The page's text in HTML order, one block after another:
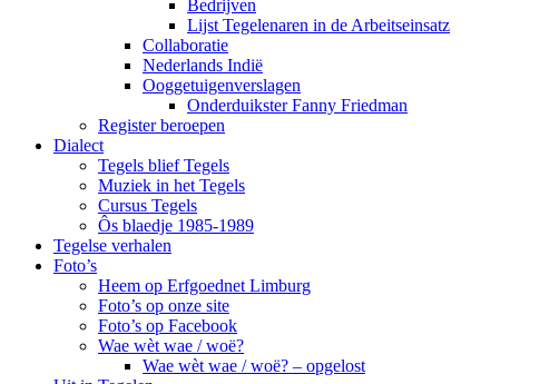
Bedrijven
Lijst Tegelenaren in de Arbeitseinsatz
Collaboratie
Nederlands Indië
Ooggetuigenverslagen
Onderduikster Fanny Friedman
Register beroepen
Dialect
Tegels blief Tegels
Muziek in het Tegels
Cursus Tegels
Ôs blaedje 1985-1989
Tegelse verhalen
Foto’s
Heem op Erfgoednet Limburg
Foto’s op onze site
Foto’s op Facebook
Wae wèt wae / woë?
Wae wèt wae / woë? – opgelost